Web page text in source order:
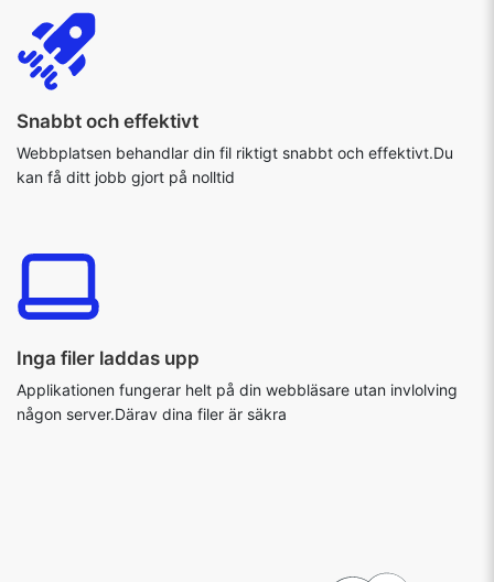
Snabbt och effektivt
Webbplatsen behandlar din fil riktigt snabbt och effektivt.Du
kan få ditt jobb gjort på nolltid
Inga filer laddas upp
Applikationen fungerar helt på din webbläsare utan invlolving
någon server.Därav dina filer är säkra